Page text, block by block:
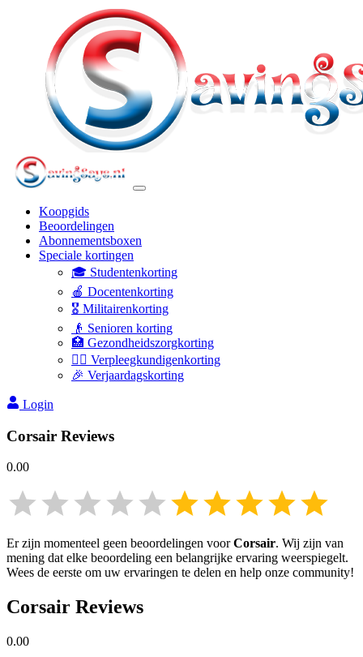
Koopgids
Beoordelingen
Abonnementsboxen
Speciale kortingen
🎓 Studentenkorting
🍎 Docentenkorting
🎖️ Militairenkorting
👴 Senioren korting
🏥 Gezondheidszorgkorting
👩‍⚕️ Verpleegkundigenkorting
🎉 Verjaardagskorting
Login
Corsair Reviews
0.00
Er zijn momenteel geen beoordelingen voorCorsair. Wij zijn van
mening dat elke beoordeling een belangrijke ervaring weerspiegelt.
Wees de eerste om uw ervaringen te delen en help onze community!
Corsair Reviews
0.00